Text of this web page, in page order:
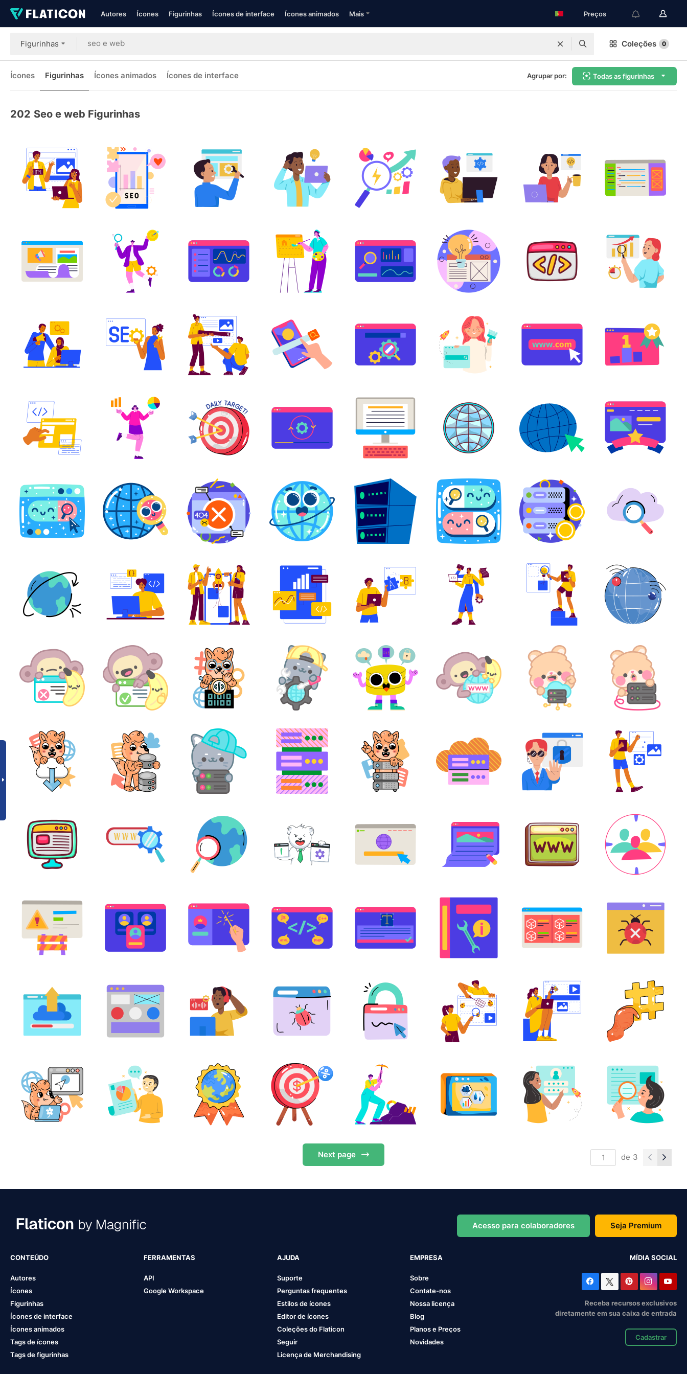
Autores Ícones Figurinhas Ícones de interface Ícones animados Mais Preços
Figurinhas Coleções 0
Ícones Figurinhas Ícones animados Ícones de interface Agrupar por: Todas as figurinhas
202 Seo e web Figurinhas
Next page de 3
Acesso para colaboradores Seja Premium
CONTEÚDO
Autores
Ícones
Figurinhas
Ícones de interface
Ícones animados
Tags de ícones
Tags de figurinhas
FERRAMENTAS
API
Google Workspace
AJUDA
Suporte
Perguntas frequentes
Estilos de ícones
Editor de ícones
Coleções do Flaticon
Seguir
Licença de Merchandising
EMPRESA
Sobre
Contate-nos
Nossa licença
Blog
Planos e Preços
Novidades
MÍDIA SOCIAL
Receba recursos exclusivos
diretamente em sua caixa de entrada
Cadastrar